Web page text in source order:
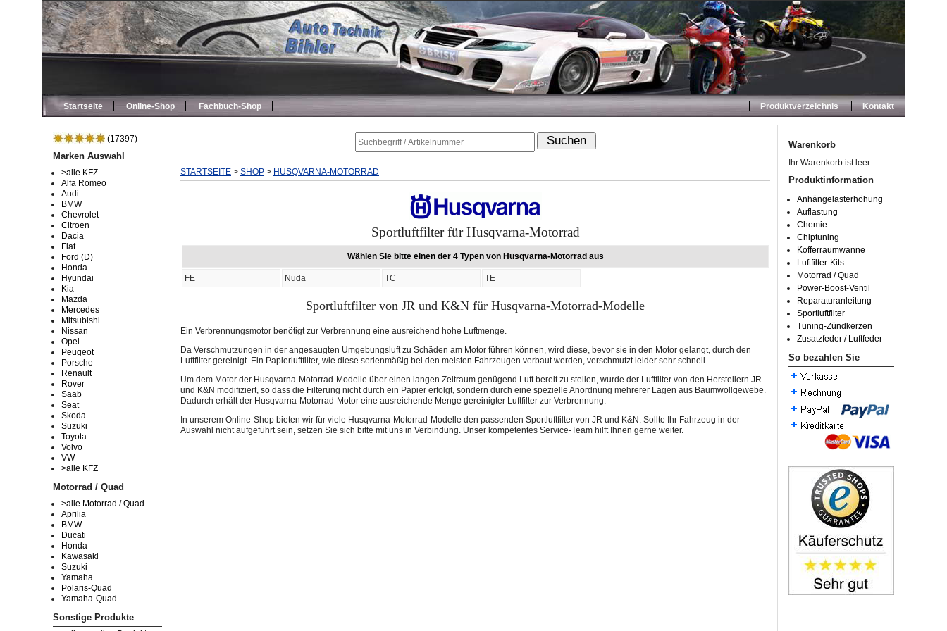
Startseite Online-Shop Fachbuch-Shop Produktverzeichnis Kontakt
(17397)
Marken Auswahl
>alle KFZ
Alfa Romeo
Audi
BMW
Chevrolet
Citroen
Dacia
Fiat
Ford (D)
Honda
Hyundai
Kia
Mazda
Mercedes
Mitsubishi
Nissan
Opel
Peugeot
Porsche
Renault
Rover
Saab
Seat
Skoda
Suzuki
Toyota
Volvo
VW
>alle KFZ
Motorrad / Quad
>alle Motorrad / Quad
Aprilia
BMW
Ducati
Honda
Kawasaki
Suzuki
Yamaha
Polaris-Quad
Yamaha-Quad
Sonstige Produkte
Warenkorb
Ihr Warenkorb ist leer
Produktinformation
Anhängelasterhöhung
Auflastung
Chemie
Chiptuning
Kofferraumwanne
Luftfilter-Kits
Motorrad / Quad
Power-Boost-Ventil
Reparaturanleitung
Sportluftfilter
Tuning-Zündkerzen
Zusatzfeder / Luftfeder
So bezahlen Sie
STARTSEITE > SHOP > HUSQVARNA-MOTORRAD
Sportluftfilter für Husqvarna-Motorrad
Wählen Sie bitte einen der 4 Typen von Husqvarna-Motorrad aus
FE Nuda TC TE
Sportluftfilter von JR und K&N für Husqvarna-Motorrad-Modelle
Ein Verbrennungsmotor benötigt zur Verbrennung eine ausreichend hohe Luftmenge.
Da Verschmutzungen in der angesaugten Umgebungsluft zu Schäden am Motor führen können, wird diese, bevor sie in den Motor gelangt, durch den
Luftfilter gereinigt. Ein Papierluftfilter, wie diese serienmäßig bei den meisten Fahrzeugen verbaut werden, verschmutzt leider sehr schnell.
Um dem Motor der Husqvarna-Motorrad-Modelle über einen langen Zeitraum genügend Luft bereit zu stellen, wurde der Luftfilter von den Herstellern JR
und K&N modifiziert, so dass die Filterung nicht durch ein Papier erfolgt, sondern durch eine spezielle Anordnung mehrerer Lagen aus Baumwollgewebe.
Dadurch erhält der Husqvarna-Motorrad-Motor eine ausreichende Menge gereinigter Luftfilter zur Verbrennung.
In unserem Online-Shop bieten wir für viele Husqvarna-Motorrad-Modelle den passenden Sportluftfilter von JR und K&N. Sollte Ihr Fahrzeug in der
Auswahl nicht aufgeführt sein, setzen Sie sich bitte mit uns in Verbindung. Unser kompetentes Service-Team hilft Ihnen gerne weiter.